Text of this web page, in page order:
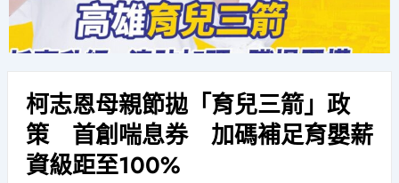
柯志恩母親節拋「育兒三箭」政
策 首創喘息券 加碼補足育嬰薪
資級距至100%